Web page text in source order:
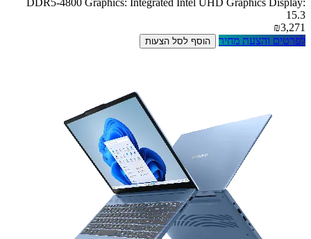
DDR5-4800 Graphics: Integrated Intel UHD Graphics Display:
15.3
₪3,271
לפרטים והצעת מחיר
הוסף לסל הצעות